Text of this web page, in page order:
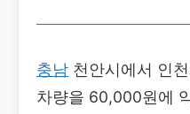
충남 천안시에서 인
차량을 60,000원에